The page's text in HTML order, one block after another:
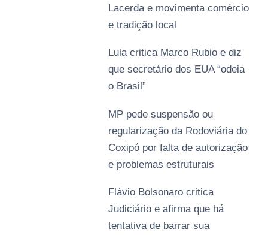
Lacerda e movimenta comércio
e tradição local
Lula critica Marco Rubio e diz
que secretário dos EUA “odeia
o Brasil”
MP pede suspensão ou
regularização da Rodoviária do
Coxipó por falta de autorização
e problemas estruturais
Flávio Bolsonaro critica
Judiciário e afirma que há
tentativa de barrar sua